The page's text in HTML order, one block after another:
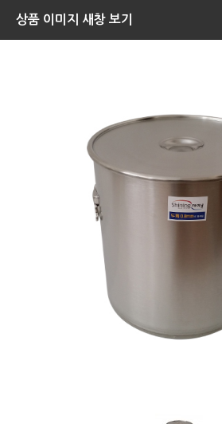
상품 이미지 새창 보기